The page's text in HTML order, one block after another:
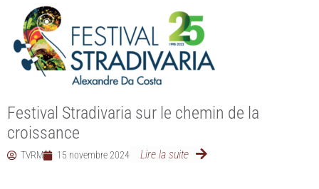
Festival Stradivaria sur le chemin de la
croissance
TVRM 15 novembre 2024 Lire la suite